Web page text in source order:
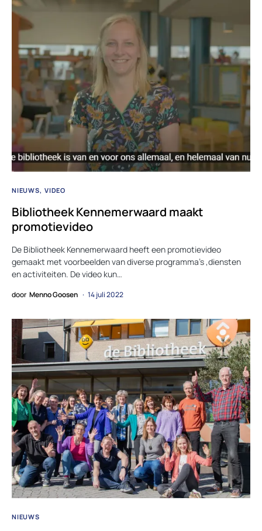
NIEUWS VIDEO
Bibliotheek Kennemerwaard maakt
promotievideo
De Bibliotheek Kennemerwaard heeft een promotievideo
gemaakt met voorbeelden van diverse programma’s ,diensten
en activiteiten. De video kun…
door Menno Goosen 14 juli 2022
NIEUWS